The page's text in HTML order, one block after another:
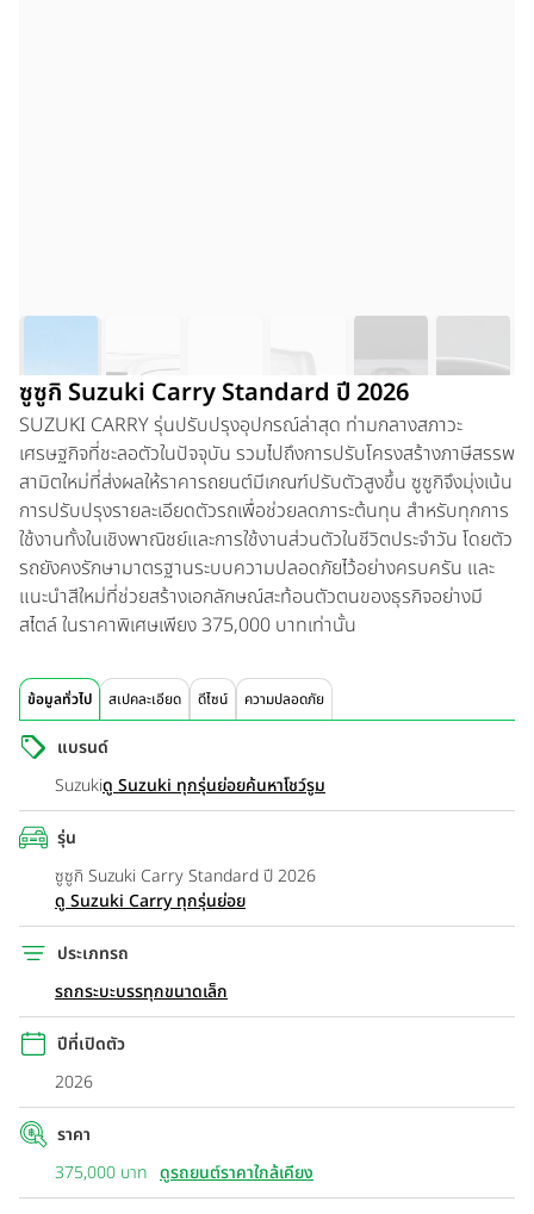
ซูซูกิ Suzuki Carry Standard ปี 2026
SUZUKI CARRYรุ่นปรับปรุงอุปกรณ์ล่าสุด ท่ามกลางสภาวะ
เศรษฐกิจที่ชะลอตัวในปัจจุบัน รวมไปถึงการปรับโครงสร้างภาษีสรรพ
สามิตใหม่ที่ส่งผลให้ราคารถยนต์มีเกณฑ์ปรับตัวสูงขึ้น ซูซูกิจึงมุ่งเน้น
การปรับปรุงรายละเอียดตัวรถเพื่อช่วยลดภาระต้นทุน สำหรับทุกการ
ใช้งานทั้งในเชิงพาณิชย์และการใช้งานส่วนตัวในชีวิตประจำวัน โดยตัว
รถยังคงรักษามาตรฐานระบบความปลอดภัยไว้อย่างครบครัน และ
แนะนำสีใหม่ที่ช่วยสร้างเอกลักษณ์สะท้อนตัวตนของธุรกิจอย่างมี
สไตล์ ในราคาพิเศษเพียง 375,000 บาทเท่านั้น
ข้อมูลทั่วไป สเปคละเอียด ดีไซน์ ความปลอดภัย
แบรนด์
Suzukiดู Suzuki ทุกรุ่นย่อยค้นหาโชว์รูม
รุ่น
ซูซูกิ Suzuki Carry Standard ปี 2026
ดู Suzuki Carry ทุกรุ่นย่อย
ประเภทรถ
รถกระบะบรรทุกขนาดเล็ก
ปีที่เปิดตัว
2026
ราคา
375,000 บาท ดูรถยนต์ราคาใกล้เคียง